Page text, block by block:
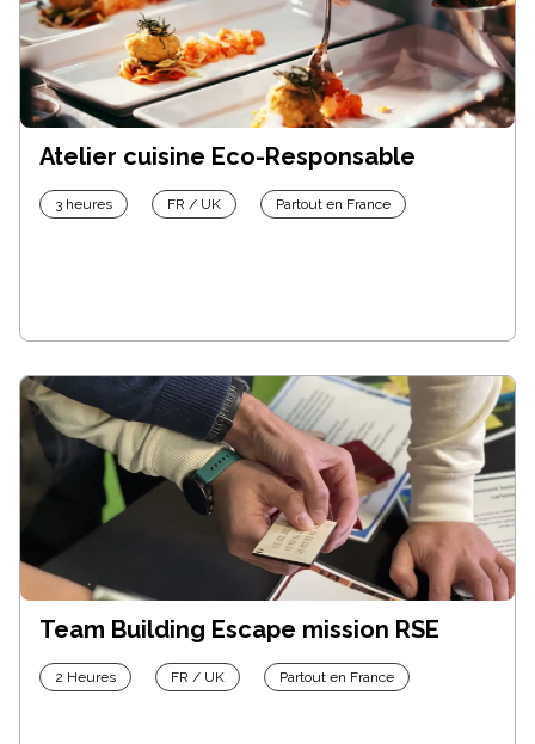
Atelier cuisine Eco-Responsable
3 heures FR / UK Partout en France
Team Building Escape mission RSE
2 Heures FR / UK Partout en France